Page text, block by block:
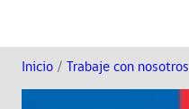
Inicio / Trabaje con nosotros